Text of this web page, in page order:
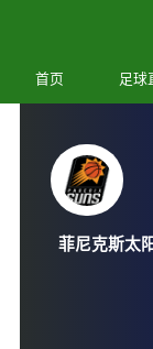
首页 足球
菲尼克